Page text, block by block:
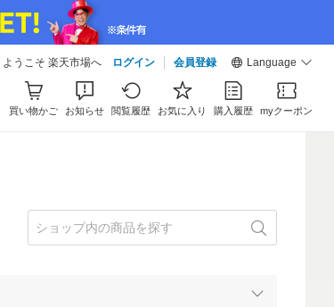
ようこそ 楽天市場へ ログイン 会員登録 Language
買い物かご お知らせ 閲覧履歴 お気に入り 購入履歴 myクーポン